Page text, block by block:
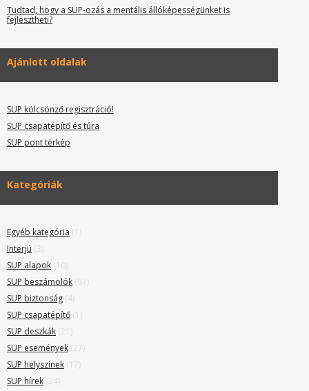
Tudtad, hogy a SUP-ozás a mentális állóképességünket is
fejlesztheti?
Ajánlott oldalak
SUP kölcsönző regisztráció!
SUP csapatépítő és túra
SUP pont térkép
Kategóriák
Egyéb kategória (1)
Interjú (3)
SUP alapok (10)
SUP beszámolók (67)
SUP biztonság (4)
SUP csapatépítő (1)
SUP deszkák (21)
SUP események (27)
SUP helyszínek (17)
SUP hírek (24)